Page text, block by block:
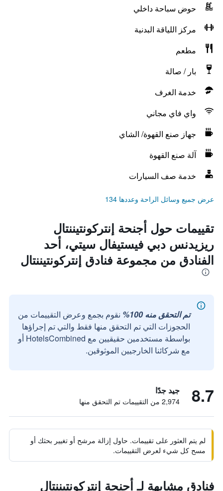
حوض سباحة داخلي
مركز اللياقة البدنية
مطعم
بار / صالة
خدمة الغرف
واي فاي مجاني
جهاز صنع القهوة/ الشاي
آلة صنع القهوة
خدمة صف السيارات
عرض جميع وسائل الراحة وعددها 134
تقييمات حول أجنحة إنتركونتيننتال
ريزيدنس دبي فيستيفال سيتي، أحد
الفنادق من مجموعة فنادق إنتركونتيننتال
تم التحقق منه 100%
نقوم بجمع وعرض التقييمات من
الحجوزات التي تم التحقق منها فقط والتي تم إجراؤها
بواسطة مستخدمين حقيقيين مع HotelsCombined أو
مع شركائنا الخارجيين الموثوقين.
8.7 جيد جدًا
2,974 من التقييمات تم التحقق منها
لم يتم العثور على تقييمات. حاول إزالة مرشح أو تغيير بحثك أو
مسح كل شيء لعرض التقييمات.
فنادق مشابهة لـ أجنحة إنتركونتيننتال